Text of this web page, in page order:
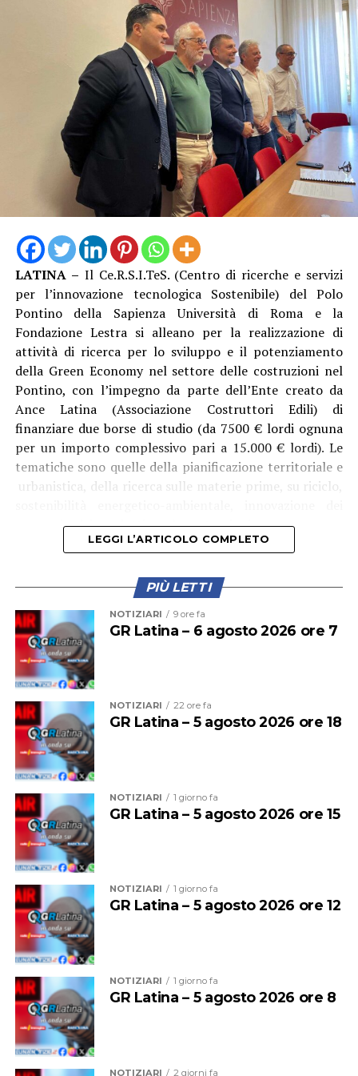
Il bando completo e il modello di domanda sono
disponibili sul sitowww.cifram.it, dove è possibile
consultare tutte le modalità di partecipazione.
LATINA – Il Ce.R.S.I.TeS. (Centro di ricerche e servizi
per l’innovazione tecnologica Sostenibile) del Polo
Pontino della Sapienza Università di Roma e la
Fondazione Lestra si alleano per la realizzazione di
attività di ricerca per lo sviluppo e il potenziamento
della Green Economy nel settore delle costruzioni nel
Pontino, con l’impegno da parte dell’Ente creato da
Ance Latina (Associazione Costruttori Edili) di
finanziare due borse di studio (da 7500 € lordi ognuna
per un importo complessivo pari a 15.000 € lordi). Le
tematiche sono quelle della pianificazione territoriale e
urbanistica, della ricerca sulle materie prime, su riciclo,
processi e dei prodotti per le costruzioni.
La convenzione, voluta fortemente dal
di Ance, Ottavio Damiani
presidente della Fondazione Lestra, Pierantonio Palluzzi
e dal direttore del Ce.R.S.I.TeS. professor Alessandro
Corsini, e presentata oggi in una conferenza stampa che
si è tenuta nella Palazzina Direzionale del Polo Pontino
nella Sapienza in viale XIV Maggio.
LEGGI L’ARTICOLO COMPLETO
PIÙ LETTI
NOTIZIARI 9 ore fa
GR Latina – 6 agosto 2026 ore 7
NOTIZIARI 22 ore fa
GR Latina – 5 agosto 2026 ore 18
NOTIZIARI 1 giorno fa
GR Latina – 5 agosto 2026 ore 15
NOTIZIARI 1 giorno fa
GR Latina – 5 agosto 2026 ore 12
NOTIZIARI 1 giorno fa
GR Latina – 5 agosto 2026 ore 8
NOTIZIARI 2 giorni fa